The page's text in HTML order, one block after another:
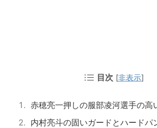
目次 [非表示]
赤穂亮一押しの服部凌河選手の高
内村亮斗の固いガードとハードパ